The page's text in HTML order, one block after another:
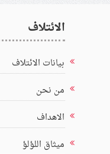
الائتلاف
بيانات الائتلاف
من نحن
الاهداف
ميثاق اللؤلؤ